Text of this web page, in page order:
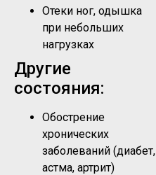
Отеки ног, одышка
при небольших
нагрузках
Другие
состояния:
Обострение
хронических
заболеваний (диабет,
астма, артрит)